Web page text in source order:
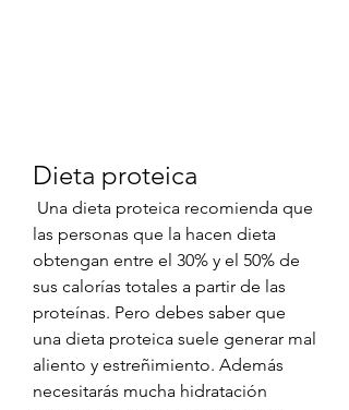
Dieta proteica
las personas que la hacen dieta
obtengan entre el 30% y el 50% de
sus calorías totales a partir de las
proteínas. Pero debes saber que
una dieta proteica suele generar mal
aliento y estreñimiento. Además
necesitarás mucha hidratación